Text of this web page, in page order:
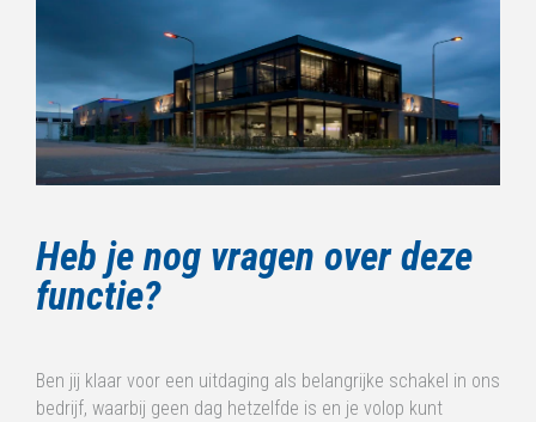
Heb je nog vragen over deze
functie?
Ben jij klaar voor een uitdaging als belangrijke schakel in ons
bedrijf, waarbij geen dag hetzelfde is en je volop kunt